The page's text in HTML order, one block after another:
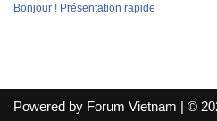
Bonjour ! Présentation rapide
Powered by Forum Vietnam | ©